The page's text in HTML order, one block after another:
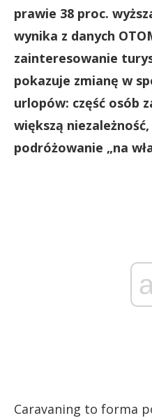
prawie 38 proc.
wynika z danych
zainteresowanie
pokazuje zmianę w
urlopów: część osób
większą
podróżowanie „na
Caravaning to forma